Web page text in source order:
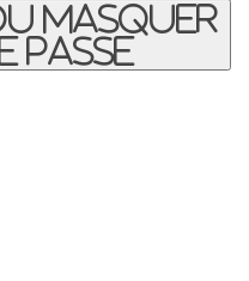
masquer
passe